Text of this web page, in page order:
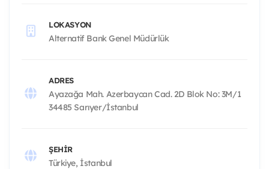
LOKASYON
Alternatif Bank Genel Müdürlük
ADRES
Ayazağa Mah. Azerbaycan Cad. 2D Blok No: 3M/1
34485 Sarıyer/İstanbul
ŞEHIR
Türkiye, İstanbul